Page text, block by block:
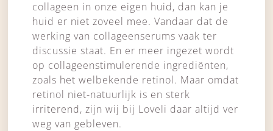
collageen in onze eigen huid, dan kan je
huid er niet zoveel mee. Vandaar dat de
werking van collageenserums vaak ter
discussie staat. En er meer ingezet wordt
op collageenstimulerende ingrediënten,
zoals het welbekende retinol. Maar omdat
retinol niet-natuurlijk is en sterk
irriterend, zijn wij bij Loveli daar altijd ver
weg van gebleven.